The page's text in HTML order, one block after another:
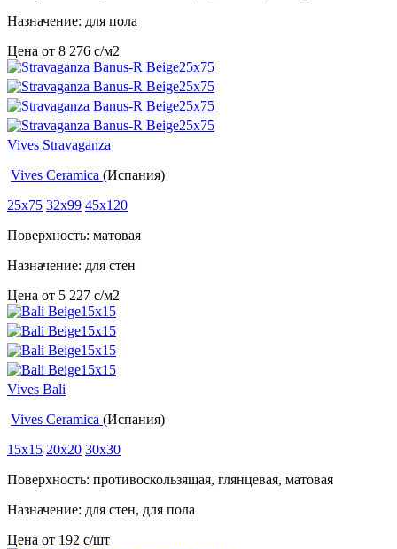
Назначение: для пола
Цена от 8 276 c/м2
Vives Stravaganza
Vives Ceramica (Испания)
25x75 32x99 45x120
Поверхность: матовая
Назначение: для стен
Цена от 5 227 c/м2
Vives Bali
Vives Ceramica (Испания)
15x15 20x20 30x30
Поверхность: противоскользящая, глянцевая, матовая
Назначение: для стен, для пола
Цена от 192 c/шт